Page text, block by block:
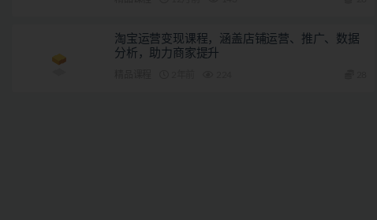
淘宝运营变现课程，涵盖店铺运营、推广、数据
分析，助力商家提升